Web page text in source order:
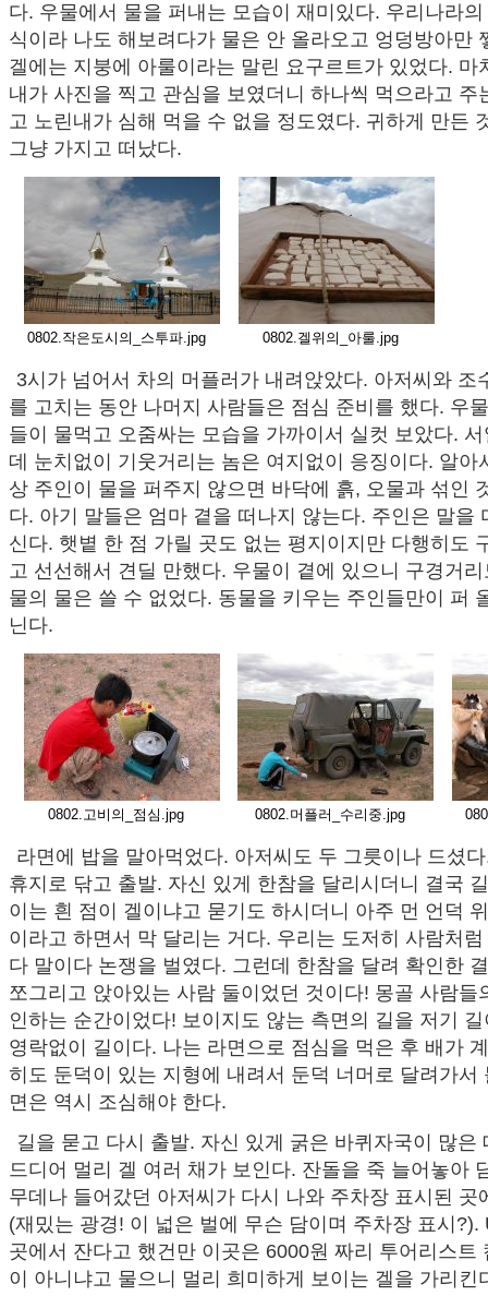
다. 우물에서 물을 퍼내는 모습이 재미있다. 우리나라
식이라 나도 해보려다가 물은 안 올라오고 엉덩방아만
겔에는 지붕에 아룰이라는 말린 요구르트가 있었다. 마
내가 사진을 찍고 관심을 보였더니 하나씩 먹으라고 주
고 노린내가 심해 먹을 수 없을 정도였다. 귀하게 만든
그냥 가지고 떠났다.
0802.작은도시의_스투파.jpg 0802.겔위의_아룰.jpg
3시가 넘어서 차의 머플러가 내려앉았다. 아저씨와 조
를 고치는 동안 나머지 사람들은 점심 준비를 했다. 우
들이 물먹고 오줌싸는 모습을 가까이서 실컷 보았다.
데 눈치없이 기웃거리는 놈은 여지없이 응징이다. 알아
상 주인이 물을 퍼주지 않으면 바닥에 흙, 오물과 섞인
다. 아기 말들은 엄마 곁을 떠나지 않는다. 주인은 말을
신다. 햇볕 한 점 가릴 곳도 없는 평지이지만 다행히도
고 선선해서 견딜 만했다. 우물이 곁에 있으니 구경거
물의 물은 쓸 수 없었다. 동물을 키우는 주인들만이 퍼
닌다.
0802.고비의_점심.jpg 0802.머플러_수리중.jpg
라면에 밥을 말아먹었다. 아저씨도 두 그릇이나 드셨
휴지로 닦고 출발. 자신 있게 한참을 달리시더니 결국
이는 흰 점이 겔이냐고 묻기도 하시더니 아주 먼 언덕
이라고 하면서 막 달리는 거다. 우리는 도저히 사람처
다 말이다 논쟁을 벌였다. 그런데 한참을 달려 확인한
쪼그리고 앉아있는 사람 둘이었던 것이다! 몽골 사람들
인하는 순간이었다! 보이지도 않는 측면의 길을 저기
영락없이 길이다. 나는 라면으로 점심을 먹은 후 배가
히도 둔덕이 있는 지형에 내려서 둔덕 너머로 달려가서
면은 역시 조심해야 한다.
길을 묻고 다시 출발. 자신 있게 굵은 바퀴자국이 많은
드디어 멀리 겔 여러 채가 보인다. 잔돌을 죽 늘어놓아
무데나 들어갔던 아저씨가 다시 나와 주차장 표시된 곳
(재밌는 광경! 이 넓은 벌에 무슨 담이며 주차장 표시?).
곳에서 잔다고 했건만 이곳은 6000원 짜리 투어리스트
이 아니냐고 물으니 멀리 희미하게 보이는 겔을 가리킨